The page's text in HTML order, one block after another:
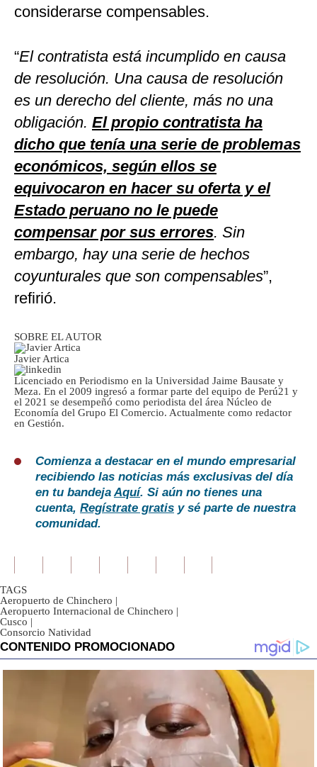
considerarse compensables.
“El contratista está incumplido en causa
de resolución. Una causa de resolución
es un derecho del cliente, más no una
obligación. El propio contratista ha
dicho que tenía una serie de problemas
económicos, según ellos se
equivocaron en hacer su oferta y el
Estado peruano no le puede
compensar por sus errores. Sin
embargo, hay una serie de hechos
coyunturales que son compensables”,
refirió.
SOBRE EL AUTOR
Javier Artica
Licenciado en Periodismo en la Universidad Jaime Bausate y
Meza. En el 2009 ingresó a formar parte del equipo de Perú21 y
el 2021 se desempeñó como periodista del área Núcleo de
Economía del Grupo El Comercio. Actualmente como redactor
en Gestión.
Comienza a destacar en el mundo empresarial
recibiendo las noticias más exclusivas del día
en tu bandejaAquí. Si aún no tienes una
cuenta, Regístrate gratis y sé parte de nuestra
comunidad.
TAGS
Aeropuerto de Chinchero |
Aeropuerto Internacional de Chinchero |
Cusco |
Consorcio Natividad